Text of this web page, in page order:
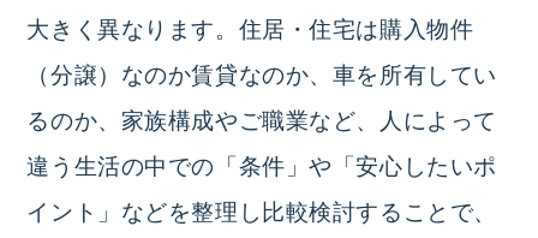
大きく異なります。住居・住宅は購入物件
（分譲）なのか賃貸なのか、車を所有してい
るのか、家族構成やご職業など、人によって
違う生活の中での「条件」や「安心したいポ
イント」などを整理し比較検討することで、